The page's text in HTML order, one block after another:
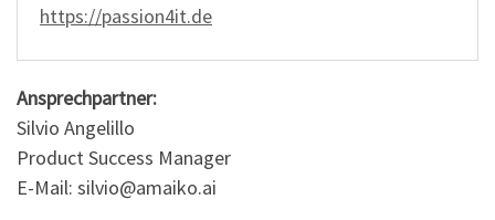
https://passion4it.de
Ansprechpartner:
Silvio Angelillo
Product Success Manager
E-Mail: silvio@amaiko.ai